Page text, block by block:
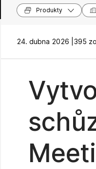
Produkty
24. dubna 2026 | 395